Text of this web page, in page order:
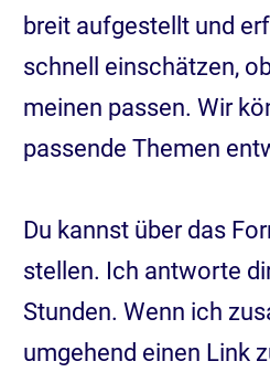
breit aufgestellt und
schnell einschätzen,
meinen passen. Wir
passende Themen
Du kannst über das
stellen. Ich antworte
Stunden. Wenn ich
umgehend einen Link